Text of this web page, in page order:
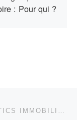
: Pour qui ?
💰 LE COÛT RÉEL DES DIAGNOSTICS IMMOBILIERS EN 2026 : COMMENT EST-IL CALCULÉ ?